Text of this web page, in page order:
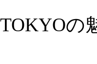
TOKYO